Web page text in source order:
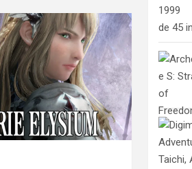
tornar referência na proteção aos
de 45
Taichi,